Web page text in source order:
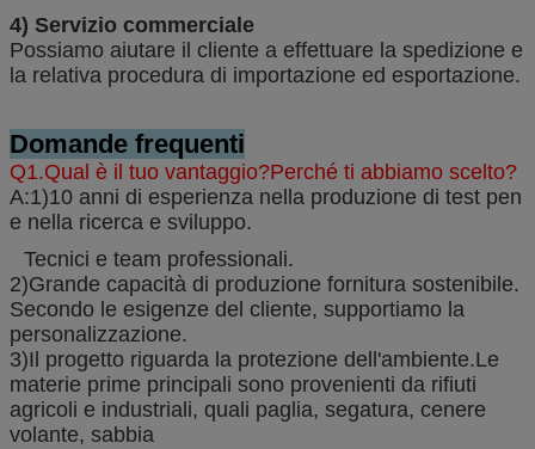
4) Servizio commerciale
Possiamo aiutare il cliente a effettuare la spedizione e
la relativa procedura di importazione ed esportazione.
Domande frequenti
Q1.Qual è il tuo vantaggio?Perché ti abbiamo scelto?
A:1)10 anni di esperienza nella produzione di test pen
e nella ricerca e sviluppo.
Tecnici e team professionali.
2)Grande capacità di produzione fornitura sostenibile.
Secondo le esigenze del cliente, supportiamo la
personalizzazione.
3)Il progetto riguarda la protezione dell'ambiente.Le
materie prime principali sono provenienti da rifiuti
agricoli e industriali, quali paglia, segatura, cenere
volante, sabbia